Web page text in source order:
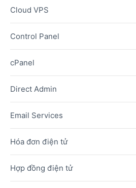
Cloud VPS
Control Panel
cPanel
Direct Admin
Email Services
Hóa đơn điện tử
Hợp đồng điện tử